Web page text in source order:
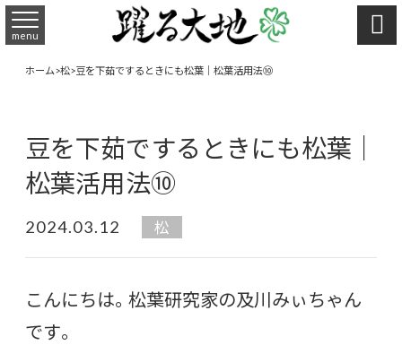
menu 
ホーム>松>豆を下茹でするときにも松葉｜松葉活用法⑩
豆を下茹でするときにも松葉｜
松葉活用法⑩
2024.03.12 松
こんにちは。松葉研究家の及川みぃちゃん
です。